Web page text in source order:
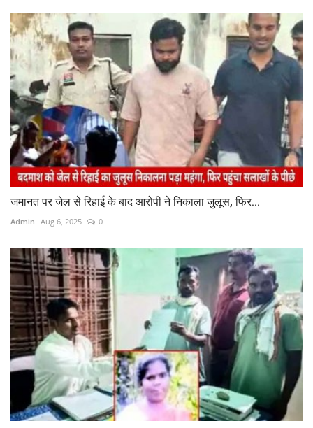
जमानत पर जेल से रिहाई के बाद आरोपी ने निकाला जुलूस, फिर...
Admin Aug 6, 2025 0